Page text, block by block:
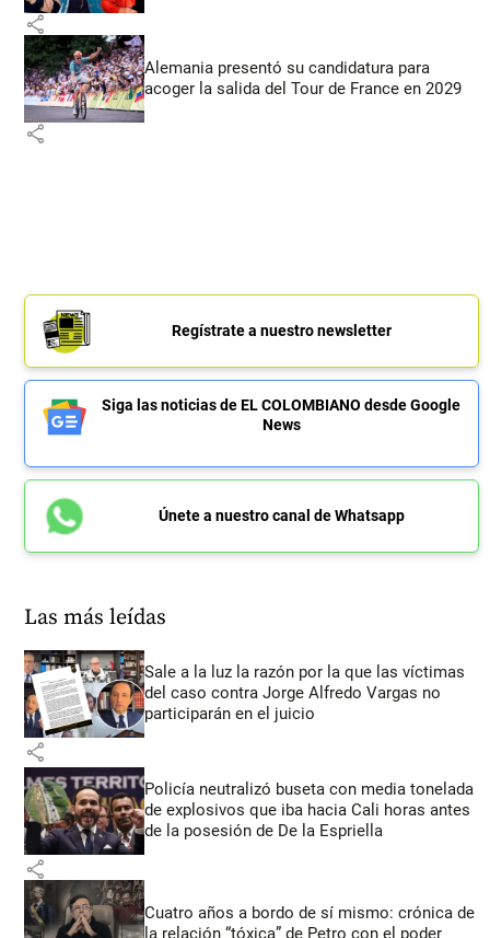
share
Alemania presentó su candidatura para
acoger la salida del Tour de France en 2029
share
Regístrate a nuestro newsletter
Siga las noticias de EL COLOMBIANO desde Google
News
Únete a nuestro canal de Whatsapp
Las más leídas
Sale a la luz la razón por la que las víctimas
del caso contra Jorge Alfredo Vargas no
participarán en el juicio
share
Policía neutralizó buseta con media tonelada
de explosivos que iba hacia Cali horas antes
de la posesión de De la Espriella
share
Cuatro años a bordo de sí mismo: crónica de
la relación “tóxica” de Petro con el poder